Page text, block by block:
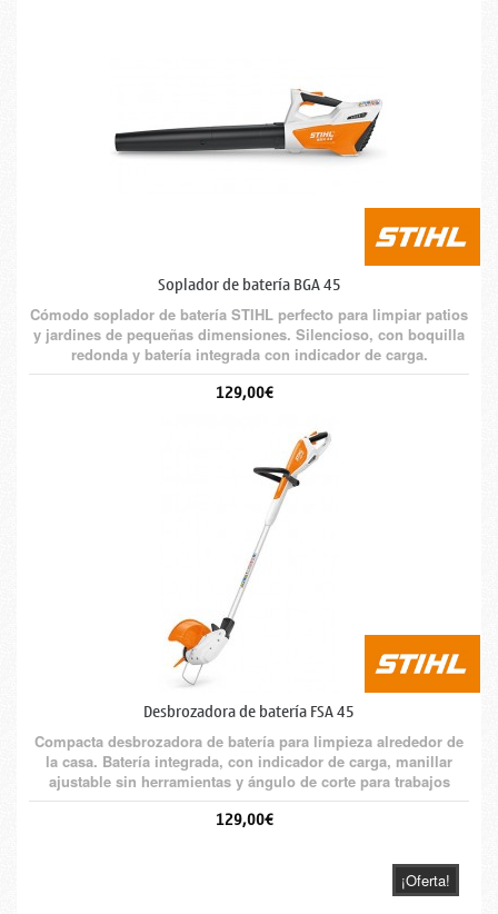
Soplador de batería BGA 45
Cómodo soplador de batería STIHL perfecto para limpiar patios
y jardines de pequeñas dimensiones. Silencioso, con boquilla
redonda y batería integrada con indicador de carga.
129,00€
Desbrozadora de batería FSA 45
Compacta desbrozadora de batería para limpieza alrededor de
la casa. Batería integrada, con indicador de carga, manillar
ajustable sin herramientas y ángulo de corte para trabajos
verticales.
129,00€
¡Oferta!